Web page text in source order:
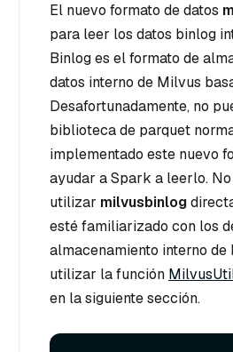
El nuevo formato de datos
para leer los datos binlog
Binlog es el formato de
datos interno de Milvus
Desafortunadamente, no
biblioteca de parquet
implementado este nuevo
ayudar a Spark a leerlo.
utilizar milvusbinlog
esté familiarizado con los
almacenamiento interno de
utilizar la función
en la siguiente sección.